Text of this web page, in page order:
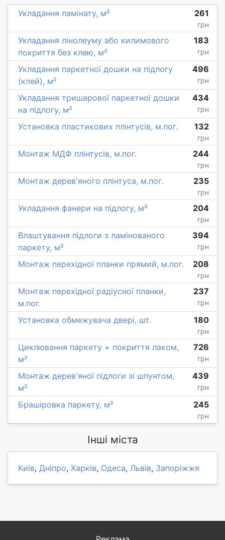
Укладання ламінату, м² 261
грн
Укладання лінолеуму або килимового
покриття без клею, м²
183
грн
Укладання паркетної дошки на підлогу
(клей), м²
496
грн
Укладання тришарової паркетної дошки
на підлогу, м²
434
грн
Установка пластикових плінтусів, м.пог. 132
грн
Монтаж МДФ плінтусів, м.пог. 244
грн
Монтаж дерев'яного плінтуса, м.пог. 235
грн
Укладання фанери на підлогу, м² 204
грн
Влаштування підлоги з ламінованого
паркету, м²
394
грн
Монтаж перехідної планки прямий, м.пог. 208
грн
Монтаж перехідної радіусної планки,
м.пог.
237
грн
Установка обмежувача двері, шт. 180
грн
Циклювання паркету + покриття лаком,
м²
726
грн
Монтаж дерев'яної підлоги зі шпунтом,
м²
439
грн
Брашіровка паркету, м² 245
грн
Інші міста
Київ, Дніпро, Харків, Одеса, Львів, Запоріжжя